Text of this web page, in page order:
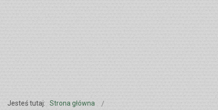
Jesteś tutaj:
Strona główna